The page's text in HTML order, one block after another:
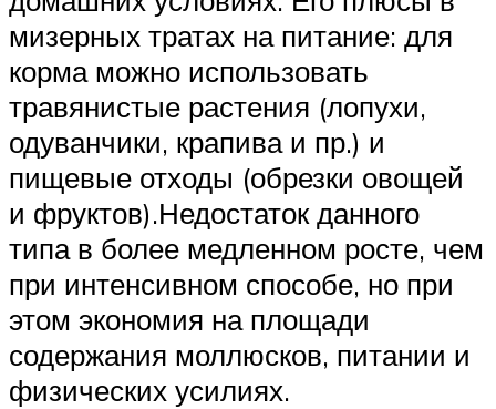
мизерных тратах на питание: для
корма можно использовать
травянистые растения (лопухи,
одуванчики, крапива и пр.) и
пищевые отходы (обрезки овощей
и фруктов).Недостаток данного
типа в более медленном росте, чем
при интенсивном способе, но при
этом экономия на площади
содержания моллюсков, питании и
физических усилиях.